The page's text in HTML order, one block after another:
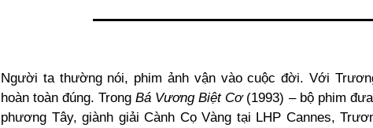
Người ta thường nói, phim ảnh vận vào cuộc đời. Với
hoàn toàn đúng. TrongBá Vương Biệt Cơ(1993) – bộ phim
phương Tây, giành giải Cành Cọ Vàng tại LHP Cannes,